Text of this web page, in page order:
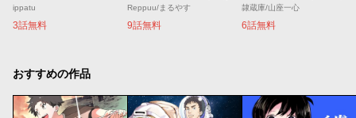
ippatu
3話無料
Reppuu/まるやす
9話無料
隷蔵庫/山座一心
6話無料
おすすめの作品